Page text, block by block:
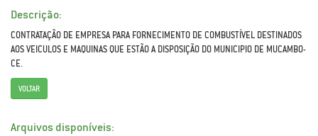
Descrição:
CONTRATAÇÃO DE EMPRESA PARA FORNECIMENTO DE COMBUSTÍVEL DESTINADOS
AOS VEICULOS E MAQUINAS QUE ESTÃO A DISPOSIÇÃO DO MUNICIPIO DE MUCAMBO-
CE.
VOLTAR
Arquivos disponíveis: